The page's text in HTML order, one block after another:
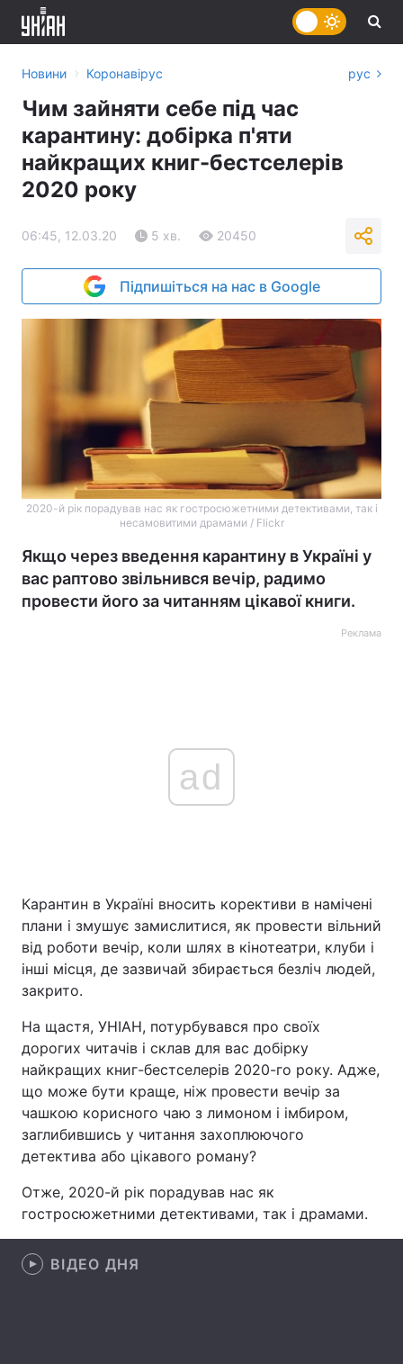
Україна Політика
Економіка Світ
Спорт
Техно і зв'язок Лайт
Зброя
Здоров'я Туризм
Цікавинки Погода
Екологія Регіони
Лонгріди
Новини › Коронавірус рус
Чим зайняти себе під час
карантину: добірка п'яти
найкращих книг-бестселерів
2020 року
06:45, 12.03.20 5 хв. 20450
Підпишіться на нас в Google
2020-й рік порадував нас як гостросюжетними детективами, так і
несамовитими драмами / Flickr
Якщо через введення карантину в Україні у
вас раптово звільнився вечір, радимо
провести його за читанням цікавої книги.
Реклама
ad
Карантин в Україні вносить корективи в намічені
плани і змушує замислитися, як провести вільний
від роботи вечір, коли шлях в кінотеатри, клуби і
інші місця, де зазвичай збирається безліч людей,
закрито.
На щастя, УНІАН, потурбувався про своїх
дорогих читачів і склав для вас добірку
найкращих книг-бестселерів 2020-го року. Адже,
що може бути краще, ніж провести вечір за
чашкою корисного чаю з лимоном і імбиром,
заглибившись у читання захоплюючого
детектива або цікавого роману?
Отже, 2020-й рік порадував нас як
гостросюжетними детективами, так і драмами.
ВІДЕО ДНЯ